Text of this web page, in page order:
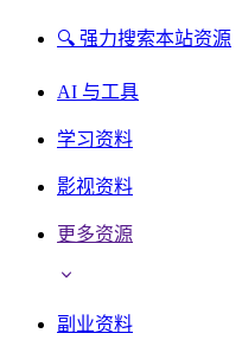
🔍 强力搜索本站资源
AI 与工具
学习资料
影视资料
更多资源
副业资料